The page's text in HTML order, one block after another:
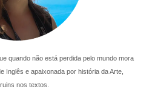
quando não está perdida pelo mundo mora
Inglês e apaixonada por história da Arte,
nos textos.